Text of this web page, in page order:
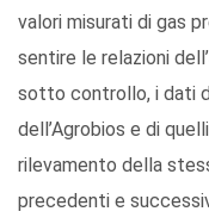
valori misurati di gas
sentire le relazioni
sotto controllo, i dati
dell’Agrobios e di
rilevamento della
precedenti e